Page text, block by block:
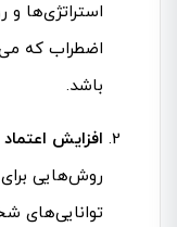
استراتژی‌ها
اضطراب که
باشد.
افزایش
روش‌هایی
توانایی‌های